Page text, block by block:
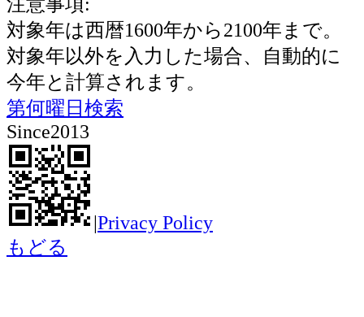
対象年は西暦1600年から2100年まで。
対象年以外を入力した場合、自動的に
今年と計算されます。
第何曜日検索
Since2013
|Privacy Policy
もどる